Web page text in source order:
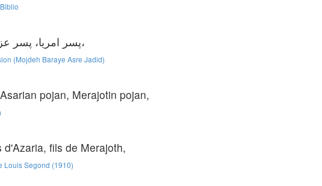
پسر امریا، پسر عزریا، پسر مرایوت،
(Mojdeh Baraye Asre Jadid)
pojan, Merajotin pojan,
d'Azaria, fils de Merajoth,
Louis Segond (1910)